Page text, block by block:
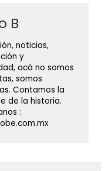
B
noticias,
y
acá no somos
somos
Contamos la
de la historia.
: